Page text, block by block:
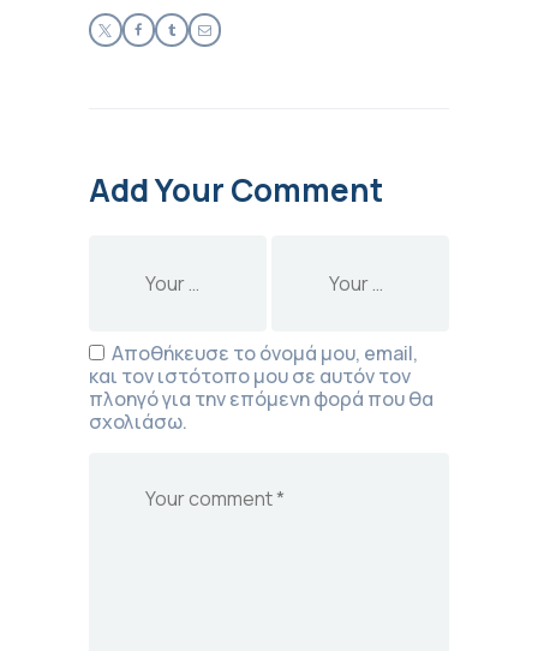
Add Your Comment
Αποθήκευσε το όνομά μου, email,
και τον ιστότοπο μου σε αυτόν τον
πλοηγό για την επόμενη φορά που θα
σχολιάσω.